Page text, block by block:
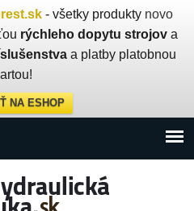
- všetky produkty novo
rýchleho dopytu strojova
a platby platobnou
NA ESHOP